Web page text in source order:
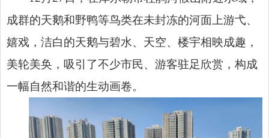
成群的天鹅和野鸭等鸟类在未封冻的河面上游弋、
嬉戏，洁白的天鹅与碧水、天空、楼宇相映成趣，
美轮美奂，吸引了不少市民、游客驻足欣赏，构成
一幅自然和谐的生动画卷。